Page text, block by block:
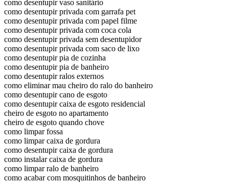
como desentupir vaso sanitário
como desentupir privada com garrafa pet
como desentupir privada com papel filme
como desentupir privada com coca cola
como desentupir privada sem desentupidor
como desentupir privada com saco de lixo
como desentupir pia de cozinha
como desentupir pia de banheiro
como desentupir ralos externos
como eliminar mau cheiro do ralo do banheiro
como desentupir cano de esgoto
como desentupir caixa de esgoto residencial
cheiro de esgoto no apartamento
cheiro de esgoto quando chove
como limpar fossa
como limpar caixa de gordura
como desentupir caixa de gordura
como instalar caixa de gordura
como limpar ralo de banheiro
como acabar com mosquitinhos de banheiro